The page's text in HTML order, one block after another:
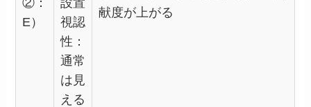
E）
視認
性：
通常
は見
える
献度が上がる